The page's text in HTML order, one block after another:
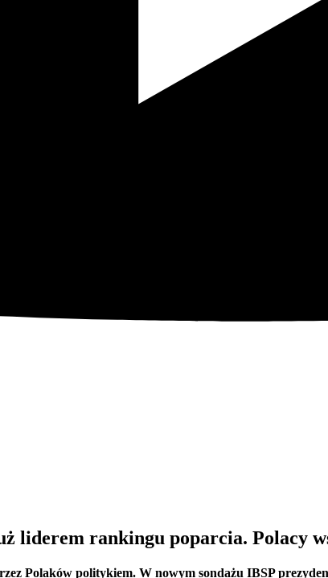
liderem rankingu poparcia. Polacy
Polaków politykiem. W nowym sondażu IBSP